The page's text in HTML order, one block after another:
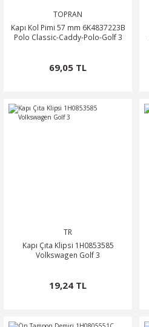
TOPRAN
Kapı Kol Pimi 57 mm 6K4837223B
Polo Classic-Caddy-Polo-Golf 3
69,05 TL
TR
Kapı Çıta Klipsi 1H0853585
Volkswagen Golf 3
19,24 TL